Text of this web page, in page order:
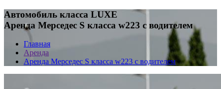
Автомобиль класса LUXE
Аренда Мерседес S класса w223 с водителем
Главная
Аренда
Аренда Мерседес S класса w223 с водителем